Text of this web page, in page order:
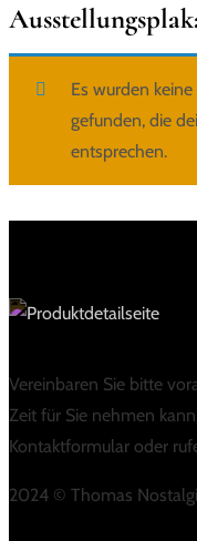
Es wurden
gefunden, die
entsprechen.
Vereinbaren Sie bitte
Zeit für Sie nehmen
Kontaktformular oder
2024 © Thomas